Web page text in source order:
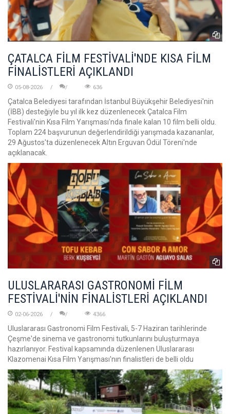
ÇATALCA FİLM FESTİVALİ'NDE KISA FİLM
FİNALİSTLERİ AÇIKLANDI
05-08-2026 636
Çatalca Belediyesi tarafından İstanbul Büyükşehir Belediyesi'nin
(İBB) desteğiyle bu yıl ilk kez düzenlenecek Çatalca Film
Festivali'nin Kısa Film Yarışması'nda finale kalan 10 film belli oldu.
Toplam 224 başvurunun değerlendirildiği yarışmada kazananlar,
29 Ağustos'ta düzenlenecek Altın Erguvan Ödül Töreni'nde
açıklanacak.
ULUSLARARASI GASTRONOMİ FİLM
FESTİVALİ'NİN FİNALİSTLERİ AÇIKLANDI
02-06-2026 4366
Uluslararası Gastronomi Film Festivali, 5-7 Haziran tarihlerinde
Çeşme'de sinema ve gastronomi tutkunlarını buluşturmaya
hazırlanıyor. Festival kapsamında düzenlenen Uluslararası
Klazomenai Kısa Film Yarışması'nın finalistleri de belli oldu